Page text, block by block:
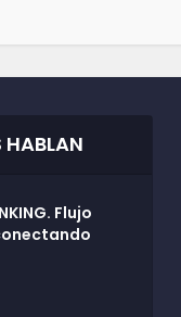
HABLAN
Flujo